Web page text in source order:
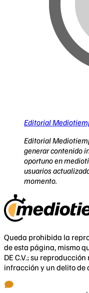
Editorial
Editorial
generar contenido
oportuno en
usuarios
momento.
Queda prohibida la
de esta página, mismo
DE C.V.; su
infracción y un delito de